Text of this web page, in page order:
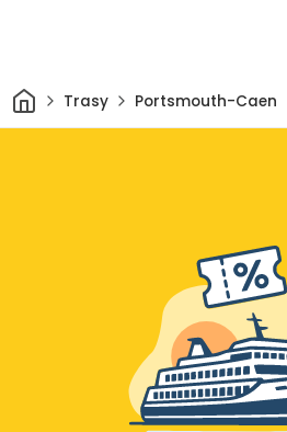
DomTrasy Portsmouth-Caen